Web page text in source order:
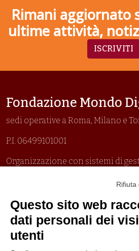
Rimani aggiornato
ultime attività,
ISCRIVITI
Fondazione Mondo
sedi operative a Roma, Milano e
P.I. 06499101001
Organizzazione con sistemi di
Politica antibullismo
Rifiuta
Questo sito web
dati personali dei
utenti